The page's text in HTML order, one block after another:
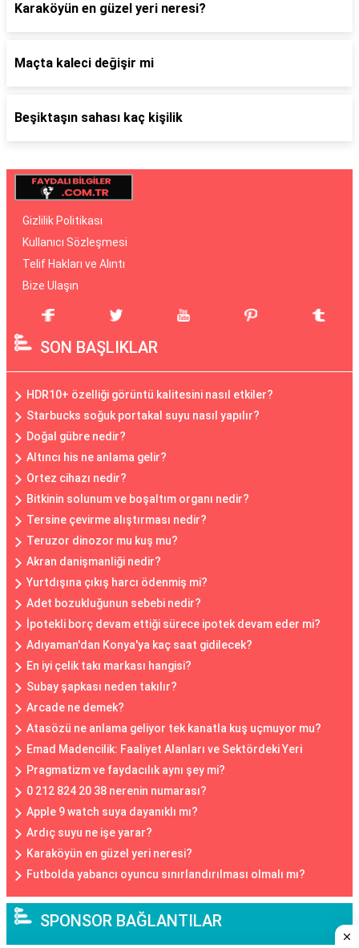
Karaköyün en güzel yeri neresi?
Maçta kaleci değişir mi
Beşiktaşın sahası kaç kişilik
Gizlilik Politikası
Kullanıcı Sözleşmesi
Telif Hakları ve Alıntı
Bize Ulaşın
SON BAŞLIKLAR
HDR10+ özelliği görüntü kalitesini nasıl etkiler?
Starbucks soğuk portakal suyu nasıl yapılır?
Doğal gübre nedir?
Altıncı his ne anlama gelir?
Ortez cihazı nedir?
Bitkinin solunum ve boşaltım organı nedir?
Tersine çevirme alıştırması nedir?
Teruzor dinozor mu kuş mu?
Akran danişmanliği nedir?
Yurtdışına çıkış harcı ödenmiş mi?
Adet bozukluğunun sebebi nedir?
İpotekli borç devam ettiği sürece ipotek devam eder mi?
Adıyaman'dan Konya'ya kaç saat gidilecek?
En iyi çelik takı markası hangisi?
Subay şapkası neden takılır?
Arcade ne demek?
Atasözü ne anlama geliyor tek kanatla kuş uçmuyor mu?
Emad Madencilik: Faaliyet Alanları ve Sektördeki Yeri
Pragmatizm ve faydacılık aynı şey mi?
0 212 824 20 38 nerenin numarası?
Apple 9 watch suya dayanıklı mı?
Ardıç suyu ne işe yarar?
Karaköyün en güzel yeri neresi?
Futbolda yabancı oyuncu sınırlandırılması olmalı mı?
SPONSOR BAĞLANTILAR